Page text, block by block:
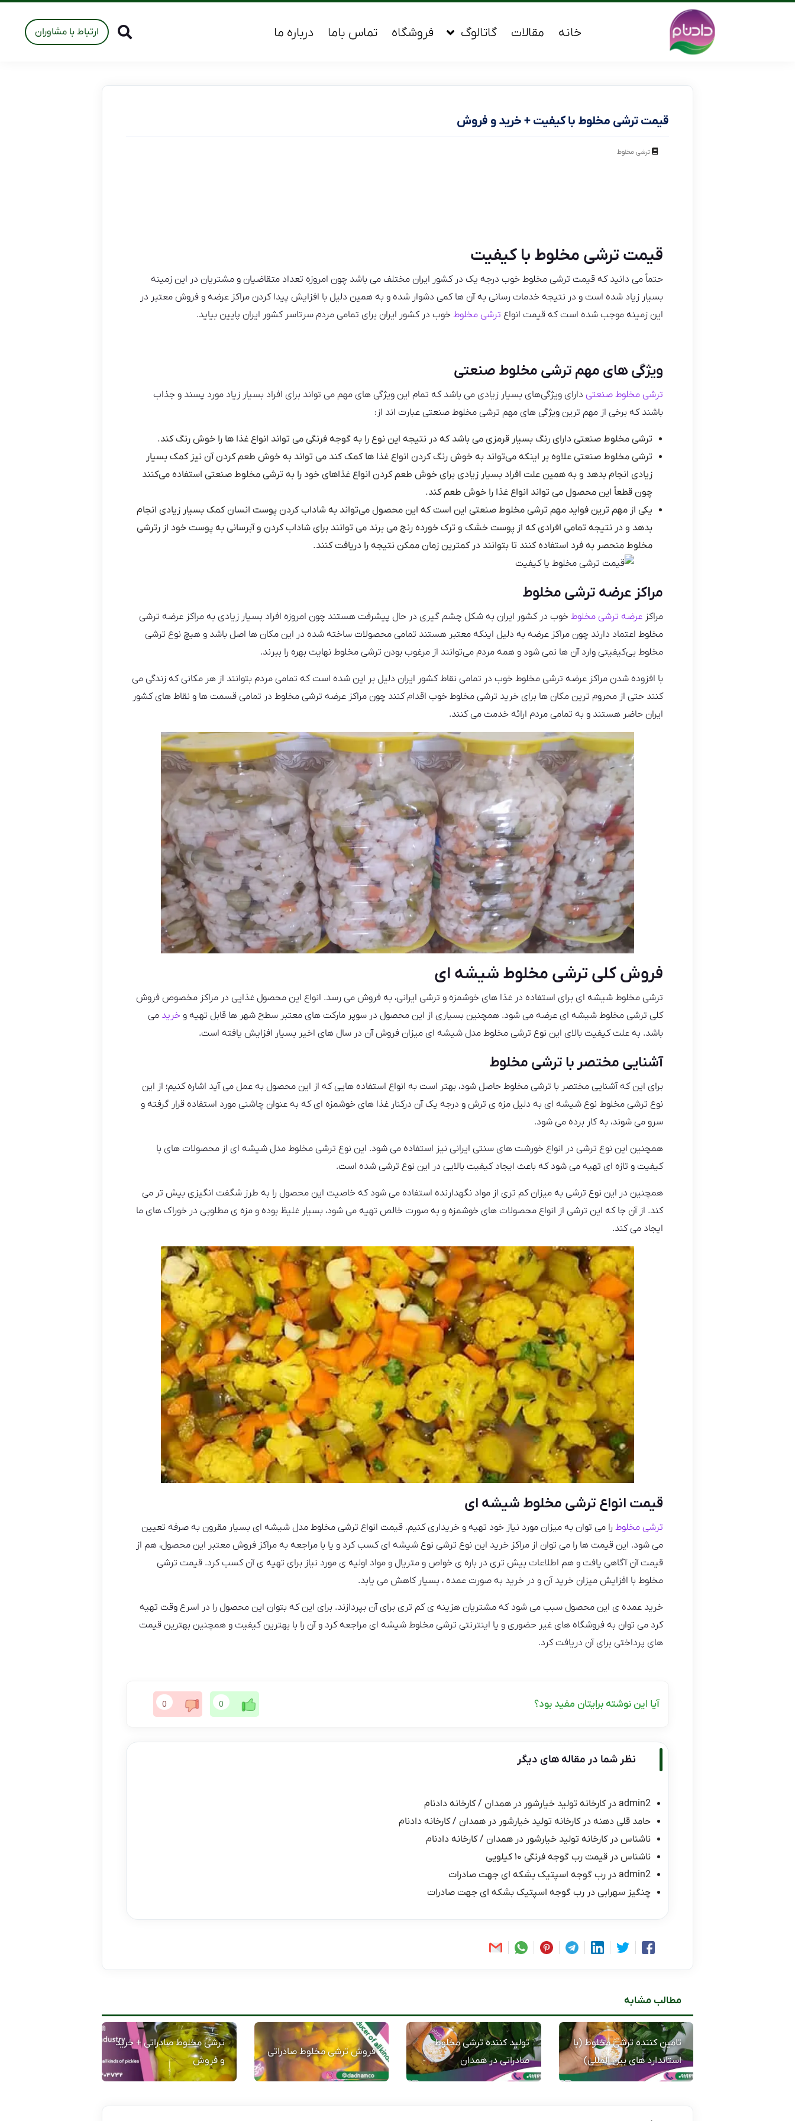
خانه مقالات گاتالوگ فروشگاه تماس باما درباره ما ارتباط با مشاوران
قیمت ترشی مخلوط با کیفیت + خرید و فروش
ترشی مخلوط
قیمت ترشی مخلوط با کیفیت
حتماً می‌ دانید که قیمت ترشی مخلوط خوب درجه یک در کشور ایران مختلف می‌ باشد چون امروزه تعداد متقاضیان و مشتریان در این زمینه
بسیار زیاد شده است و در نتیجه خدمات رسانی به آن ها کمی دشوار شده و به همین دلیل با افزایش پیدا کردن مراکز عرضه و فروش معتبر در
این زمینه موجب شده است که قیمت انواع ترشی مخلوط خوب در کشور ایران برای تمامی مردم سرتاسر کشور ایران پایین بیاید.
ویژگی های مهم ترشی مخلوط صنعتی
ترشی مخلوط صنعتی دارای ویژگی‌های بسیار زیادی می‌ باشد که تمام این ویژگی ‌های مهم می ‌تواند برای افراد بسیار زیاد مورد پسند و جذاب
باشند که برخی از مهم ترین ویژگی‌ های مهم ترشی مخلوط صنعتی عبارت اند از:
ترشی مخلوط صنعتی دارای رنگ بسیار قرمزی می باشد که در نتیجه این نوع را به گوجه فرنگی می تواند انواع غذا ها را خوش رنگ کند.
ترشی مخلوط صنعتی علاوه بر اینکه می‌تواند به خوش رنگ کردن انواع غذا ها کمک کند می تواند به خوش طعم کردن آن نیز کمک بسیار
زیادی انجام بدهد و به همین علت افراد بسیار زیادی برای خوش طعم کردن انواع غذاهای خود را به ترشی مخلوط صنعتی استفاده می‌کنند
چون قطعاً این محصول می تواند انواع غذا را خوش طعم کند.
یکی از مهم ترین فواید مهم ترشی مخلوط صنعتی این است که این محصول می‌تواند به شاداب کردن پوست انسان کمک بسیار زیادی انجام
بدهد و در نتیجه تمامی افرادی که از پوست خشک و ترک خورده رنج می برند می توانند برای شاداب کردن و آبرسانی به پوست خود از رترشی
مخلوط منحصر به فرد استفاده کنند تا بتوانند در کمترین زمان ممکن نتیجه را دریافت کنند.
مراکز عرضه ترشی مخلوط
مراکز عرضه ترشی مخلوط خوب در کشور ایران به شکل چشم گیری در حال پیشرفت هستند چون امروزه افراد بسیار زیادی به مراکز عرضه ترشی
مخلوط اعتماد دارند چون مراکز عرضه به دلیل اینکه معتبر هستند تمامی محصولات ساخته شده در این مکان ها اصل باشد و هیچ نوع ترشی
مخلوط بی‌کیفیتی وارد آن ها نمی‌ شود و همه مردم می‌توانند از مرغوب بودن ترشی مخلوط نهایت بهره را ببرند.
با افزوده شدن مراکز عرضه ترشی مخلوط خوب در تمامی نقاط کشور ایران دلیل بر این شده است که تمامی مردم بتوانند از هر مکانی که زندگی می
کنند حتی از محروم ترین مکان ها برای خرید ترشی مخلوط خوب اقدام کنند چون مراکز عرضه ترشی مخلوط در تمامی قسمت ها و نقاط های کشور
ایران حاضر هستند و به تمامی مردم ارائه خدمت می کنند.
فروش کلی ترشی مخلوط شیشه‌ ای
ترشی مخلوط شیشه‌ ای برای استفاده در غذا های خوشمزه و ترشی ایرانی، به فروش می رسد. انواع این محصول غذایی در مراکز مخصوص فروش
کلی ترشی مخلوط شیشه‌ ای عرضه می شود. همچنین بسیاری از این محصول در سوپر مارکت های معتبر سطح شهر ها قابل تهیه و خرید می
باشد. به علت کیفیت بالای این نوع ترشی مخلوط مدل شیشه‌ ای میزان فروش آن در سال های اخیر بسیار افزایش یافته است.
آشنایی مختصر با ترشی مخلوط
برای این که آشنایی مختصر با ترشی مخلوط حاصل شود، بهتر است به انواع استفاده هایی که از این محصول به عمل می آید اشاره کنیم؛ از این
نوع ترشی مخلوط نوع شیشه‌ ای به دلیل مزه ی ترش و درجه یک آن درکنار غذا های خوشمزه ای که به عنوان چاشنی مورد استفاده قرار گرفته و
سرو می شوند، به کار برده می شود.
همچنین این نوع ترشی در انواع خورشت های سنتی ایرانی نیز استفاده می شود. این نوع ترشی مخلوط مدل شیشه‌ ای از محصولات های با
کیفیت و تازه ای تهیه می شود که باعث ایجاد کیفیت بالایی در این نوع ترشی شده است.
همچنین در این نوع ترشی به میزان کم تری از مواد نگهدارنده استفاده می شود که خاصیت این محصول را به طرز شگفت انگیزی بیش تر می
کند. از آن جا که این ترشی از انواع محصولات های خوشمزه و به صورت خالص تهیه می شود، بسیار غلیظ بوده و مزه ی مطلوبی در خوراک های ما
ایجاد می کند.
قیمت انواع ترشی مخلوط شیشه ‌ای
ترشی مخلوط را می توان به میزان مورد نیاز خود تهیه و خریداری کنیم. قیمت انواع ترشی مخلوط مدل شیشه‌ ای بسیار مقرون به صرفه تعیین
می شود. این قیمت ها را می توان از مراکز خرید این نوع ترشی نوع شیشه‌ ای کسب کرد و یا با مراجعه به مراکز فروش معتبر این محصول، هم از
قیمت آن آگاهی یافت و هم اطلاعات بیش تری در باره ی خواص و متریال و مواد اولیه ی مورد نیاز برای تهیه ی آن کسب کرد. قیمت ترشی
مخلوط با افزایش میزان خرید آن و در خرید به صورت عمده ، بسیار کاهش می یابد.
خرید عمده ی این محصول سبب می شود که مشتریان هزینه ی کم تری برای آن بپردازند. برای این که بتوان این محصول را در اسرع وقت تهیه
کرد می توان به فروشگاه های غیر حضوری و یا اینترنتی ترشی مخلوط شیشه‌ ای مراجعه کرد و آن را با بهترین کیفیت و همچنین بهترین قیمت
های پرداختی برای آن دریافت کرد.
آیا این نوشته برایتان مفید بود؟ 0
0
نظر شما در مقاله های دیگر
admin2 درکارخانه تولید خیارشور در همدان / کارخانه دادنام
حامد قلی دهنه درکارخانه تولید خیارشور در همدان / کارخانه دادنام
ناشناس درکارخانه تولید خیارشور در همدان / کارخانه دادنام
ناشناس در قیمت رب گوجه فرنگی ۱۰ کیلویی
admin2 در رب گوجه اسپتیک بشکه ای جهت صادرات
چنگیز سهرابی در رب گوجه اسپتیک بشکه ای جهت صادرات
مطالب مشابه
تامین کننده ترشی مخلوط (با
استاندارد های بین المللی)
تولید کننده ترشی مخلوط
صادراتی در همدان
فروش ترشی مخلوط صادراتی
ترشی مخلوط صادراتی + خرید
و فروش